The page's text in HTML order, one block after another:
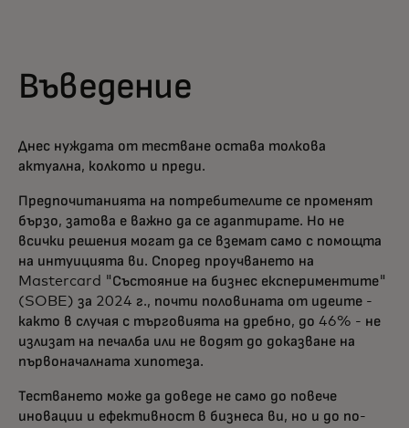
Въведение
Днес нуждата от тестване остава толкова
актуална, колкото и преди.
Предпочитанията на потребителите се променят
бързо, затова е важно да се адаптирате. Но не
всички решения могат да се вземат само с помощта
на интуицията ви. Според проучването на
Mastercard "Състояние на бизнес експериментите"
(SOBE) за 2024 г., почти половината от идеите -
както в случая с търговията на дребно, до 46% - не
излизат на печалба или не водят до доказване на
първоначалната хипотеза.
Тестването може да доведе не само до повече
иновации и ефективност в бизнеса ви, но и до по-